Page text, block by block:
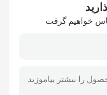
خواهیم گرفت